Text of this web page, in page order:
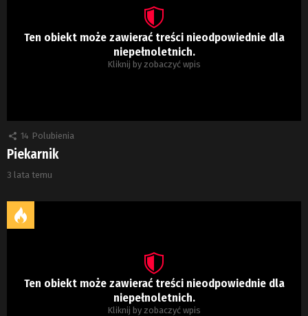
Ten obiekt może zawierać treści nieodpowiednie dla
niepełnoletnich.
Kliknij by zobaczyć wpis
14 Polubienia
Piekarnik
3 lata temu
Ten obiekt może zawierać treści nieodpowiednie dla
niepełnoletnich.
Kliknij by zobaczyć wpis